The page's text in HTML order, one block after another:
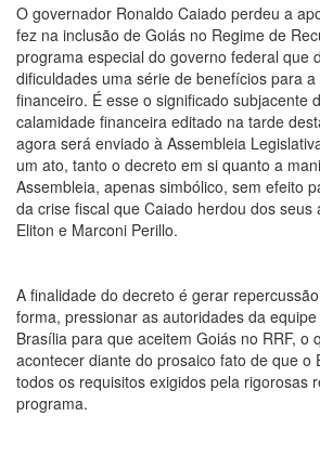
O governador Ronaldo Caiado perdeu a
fez na inclusão de Goiás no Regime de
programa especial do governo federal que
dificuldades uma série de benefícios para
financeiro. É esse o significado subjacente
calamidade financeira editado na tarde
agora será enviado à Assembleia
um ato, tanto o decreto em si quanto a
Assembleia, apenas simbólico, sem efeito
da crise fiscal que Caiado herdou dos seus
Eliton e Marconi Perillo.
A finalidade do decreto é gerar
forma, pressionar as autoridades da
Brasília para que aceitem Goiás no RRF, o
acontecer diante do prosaico fato de que o
todos os requisitos exigidos pela rigorosas
programa.